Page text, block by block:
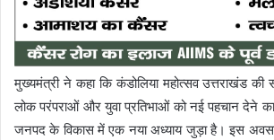
मुख्यमंत्री ने कहा कि कंडोलिया महोत्सव उत्तराखंड की
लोक परंपराओं और युवा प्रतिभाओं को नई पहचान देने
जनपद के विकास में एक नया अध्याय जुड़ा है। इस